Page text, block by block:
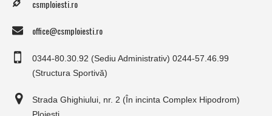
csmploiesti.ro
office@csmploiesti.ro
0344-80.30.92 (Sediu Administrativ) 0244-57.46.99
(Structura Sportivă)
Strada Ghighiului, nr. 2 (În incinta Complex Hipodrom)